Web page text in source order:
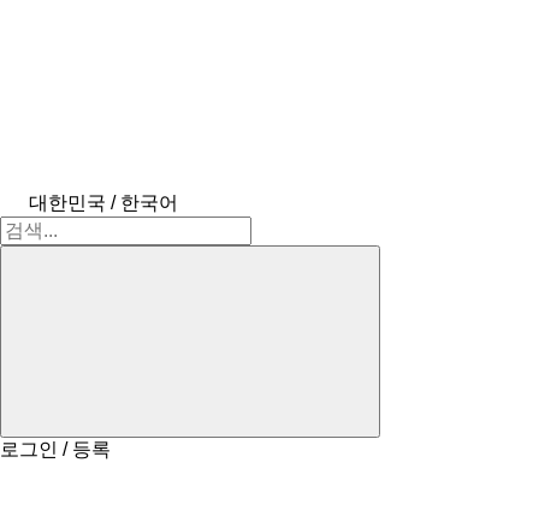
대한민국 / 한국어
로그인 / 등록